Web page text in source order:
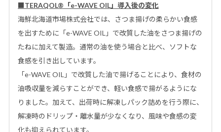
■TERAQOL® 「e-WAVE OIL」 導入後の変化
海鮮北海道市場株式会社では、さつま揚げの柔らかい食感
を出すために「e-WAVE OIL」で改質した油をさつま揚げの
たねに加えて製造。通常の油を使う場合と比べ、ソフトな
食感を引き出しています。
「e-WAVE OIL」で改質した油で揚げることにより、食材の
油吸収量を減らすことができ、軽い食感で揚がるようにな
りました。加えて、出荷時に解凍しパック詰めを行う際に、
解凍時のドリップ・離水量が少なくなり、風味や食感の変
化も抑えられています。